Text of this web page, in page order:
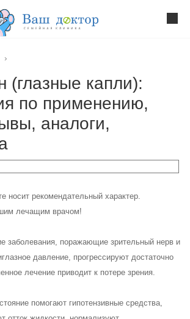
›
(глазные капли):
по применению,
аналоги,
носит рекомендательный характер.
лечащим врачом!
заболевания, поражающие зрительный нерв и
давление, прогрессируют достаточно
лечение приводит к потере зрения.
помогают гипотензивные средства,